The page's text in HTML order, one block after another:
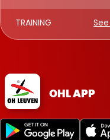
TRAINING
OHL APP